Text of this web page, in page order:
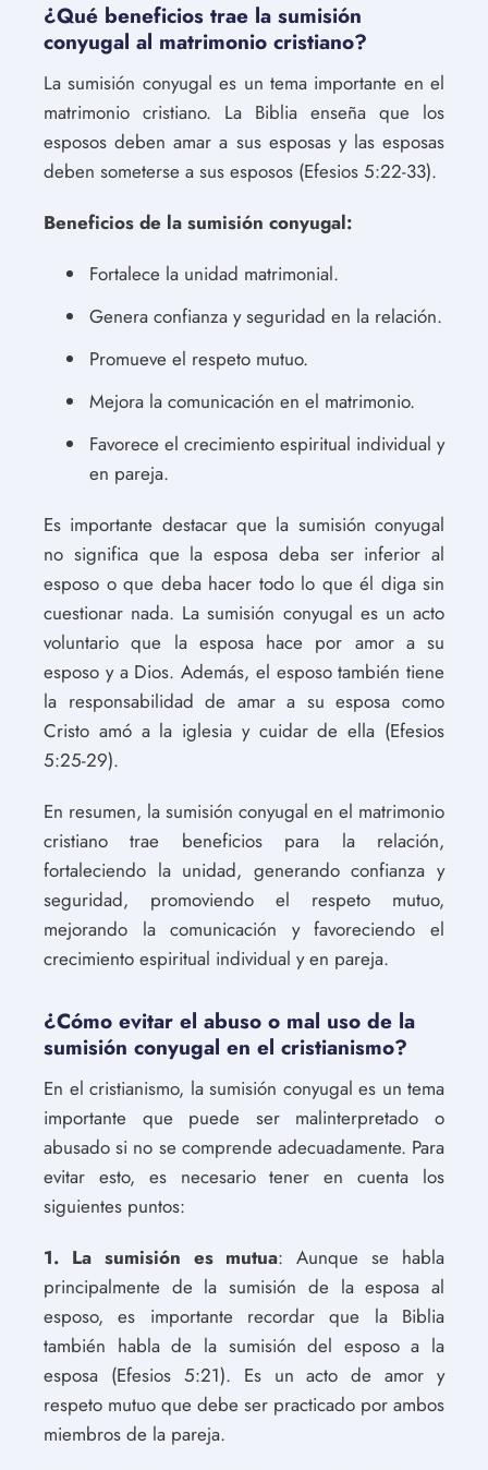
¿Qué beneficios trae la sumisión
conyugal al matrimonio cristiano?
La sumisión conyugal es un tema importante en el
matrimonio cristiano. La Biblia enseña que los
esposos deben amar a sus esposas y las esposas
deben someterse a sus esposos (Efesios 5:22-33).
Beneficios de la sumisión conyugal:
Fortalece la unidad matrimonial.
Genera confianza y seguridad en la relación.
Promueve el respeto mutuo.
Mejora la comunicación en el matrimonio.
Favorece el crecimiento espiritual individual y
en pareja.
Es importante destacar que la sumisión conyugal
no significa que la esposa deba ser inferior al
esposo o que deba hacer todo lo que él diga sin
cuestionar nada. La sumisión conyugal es un acto
voluntario que la esposa hace por amor a su
esposo y a Dios. Además, el esposo también tiene
la responsabilidad de amar a su esposa como
Cristo amó a la iglesia y cuidar de ella (Efesios
5:25-29).
En resumen, la sumisión conyugal en el matrimonio
cristiano trae beneficios para la relación,
fortaleciendo la unidad, generando confianza y
seguridad, promoviendo el respeto mutuo,
mejorando la comunicación y favoreciendo el
crecimiento espiritual individual y en pareja.
¿Cómo evitar el abuso o mal uso de la
sumisión conyugal en el cristianismo?
En el cristianismo, la sumisión conyugal es un tema
importante que puede ser malinterpretado o
abusado si no se comprende adecuadamente. Para
evitar esto, es necesario tener en cuenta los
siguientes puntos:
1. La sumisión es mutua: Aunque se habla
principalmente de la sumisión de la esposa al
esposo, es importante recordar que la Biblia
también habla de la sumisión del esposo a la
esposa (Efesios 5:21). Es un acto de amor y
respeto mutuo que debe ser practicado por ambos
miembros de la pareja.